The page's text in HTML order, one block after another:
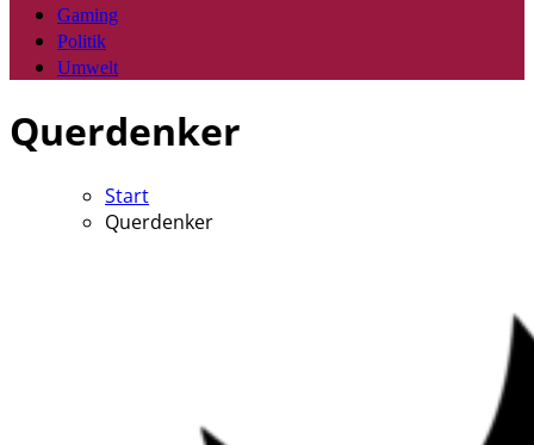
Gaming
Politik
Umwelt
Querdenker
Start
Querdenker